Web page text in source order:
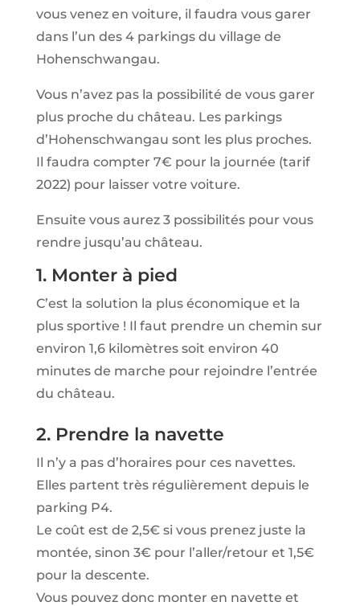
vous venez en voiture, il faudra vous garer
dans l’un des 4 parkings du village de
Hohenschwangau.
Vous n’avez pas la possibilité de vous garer
plus proche du château. Les parkings
d’Hohenschwangau sont les plus proches.
Il faudra compter 7€ pour la journée (tarif
2022) pour laisser votre voiture.
Ensuite vous aurez 3 possibilités pour vous
rendre jusqu’au château.
1. Monter à pied
C’est la solution la plus économique et la
plus sportive ! Il faut prendre un chemin sur
environ 1,6 kilomètres soit environ 40
minutes de marche pour rejoindre l’entrée
du château.
2. Prendre la navette
Il n’y a pas d’horaires pour ces navettes.
Elles partent très régulièrement depuis le
parking P4.
Le coût est de 2,5€ si vous prenez juste la
montée, sinon 3€ pour l’aller/retour et 1,5€
pour la descente.
Vous pouvez donc monter en navette et